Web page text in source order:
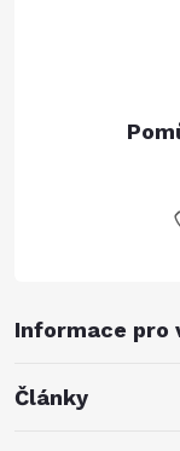
Informace pro
Články